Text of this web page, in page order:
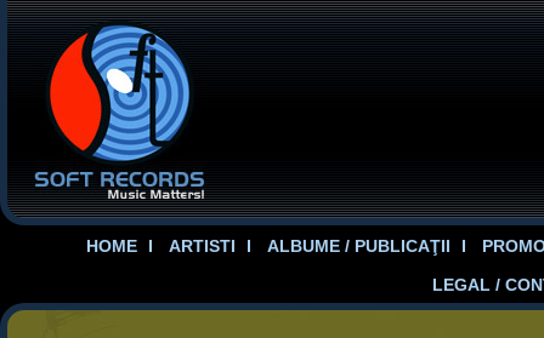
HOME ARTISTI ALBUME / PUBLICAŢII
LEGAL /